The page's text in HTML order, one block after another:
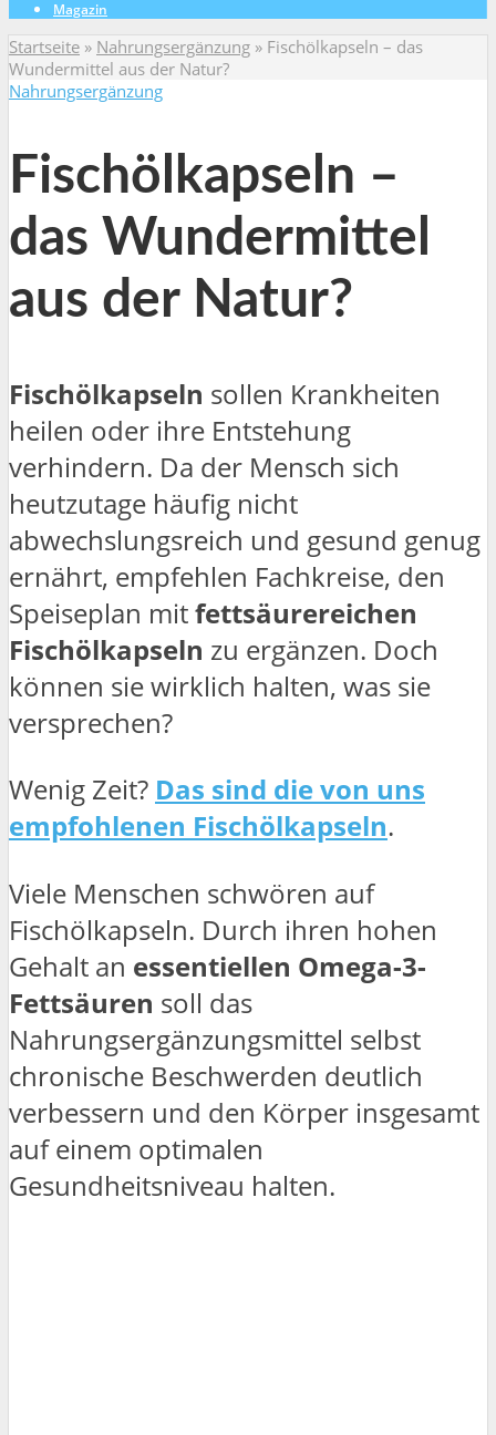
Magazin
Startseite » Nahrungsergänzung » Fischölkapseln – das
Wundermittel aus der Natur?
Nahrungsergänzung
Fischölkapseln –
das Wundermittel
aus der Natur?
Fischölkapseln sollen Krankheiten
heilen oder ihre Entstehung
verhindern. Da der Mensch sich
heutzutage häufig nicht
abwechslungsreich und gesund genug
ernährt, empfehlen Fachkreise, den
Speiseplan mitfettsäurereichen
Fischölkapseln zu ergänzen. Doch
können sie wirklich halten, was sie
versprechen?
Wenig Zeit? Das sind die von uns
empfohlenen Fischölkapseln.
Viele Menschen schwören auf
Fischölkapseln. Durch ihren hohen
Gehalt an essentiellen Omega-3-
Fettsäuren soll das
Nahrungsergänzungsmittel selbst
chronische Beschwerden deutlich
verbessern und den Körper insgesamt
auf einem optimalen
Gesundheitsniveau halten.